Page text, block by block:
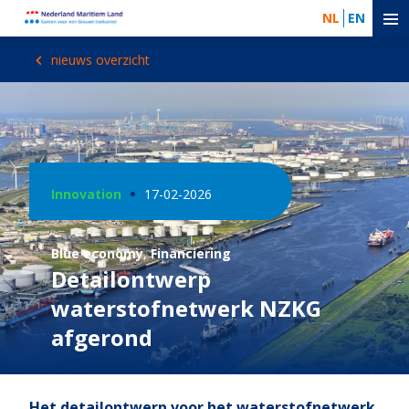
NL EN
nieuws overzicht
Innovation 17-02-2026
Blue economy,Financiering
Detailontwerp
waterstofnetwerk NZKG
afgerond